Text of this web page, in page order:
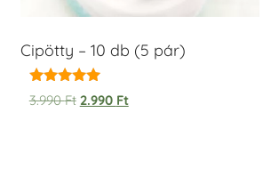
Cipötty – 10 db (5 pár)
Értékelés:
5.00
3.990Ft 2.990 Ft